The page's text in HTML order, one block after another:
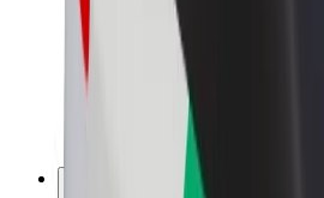
Απολαβές διανομέων
Bolt Εμπόρους Τροφίμων
Franchises